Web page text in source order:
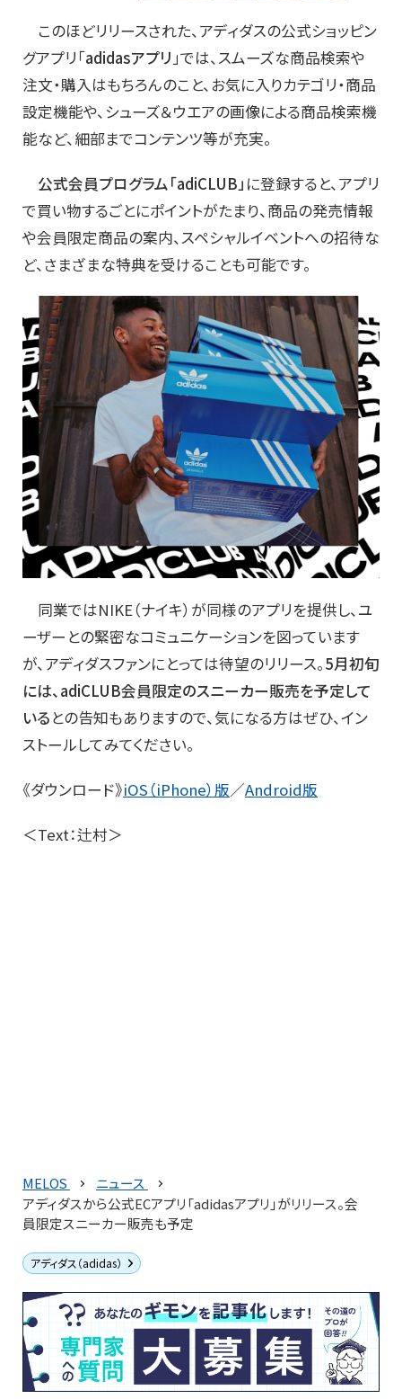
このほどリリースされた、アディダスの公式ショッピン
グアプリ「adidasアプリ」では、スムーズな商品検索や
注文・購入はもちろんのこと、お気に入りカテゴリ・商品
設定機能や、シューズ＆ウエアの画像による商品検索機
能など、細部までコンテンツ等が充実。
公式会員プログラム「adiCLUB」 に登録すると、アプリ
で買い物するごとにポイントがたまり、商品の発売情報
や会員限定商品の案内、スペシャルイベントへの招待な
ど、さまざまな特典を受けることも可能です。
同業ではNIKE（ナイキ）が同様のアプリを提供し、ユ
ーザーとの緊密なコミュニケーションを図っています
が、アディダスファンにとっては待望のリリース。5月初旬
には、adiCLUB会員限定のスニーカー販売を予定して
いるとの告知もありますので、気になる方はぜひ、イン
ストールしてみてください。
《ダウンロード》iOS（iPhone）版／Android版
＜Text：辻村＞
MELOS
ニュース
アディダスから公式ECアプリ「adidasアプリ」がリリース。会
員限定スニーカー販売も予定
アディダス（adidas）